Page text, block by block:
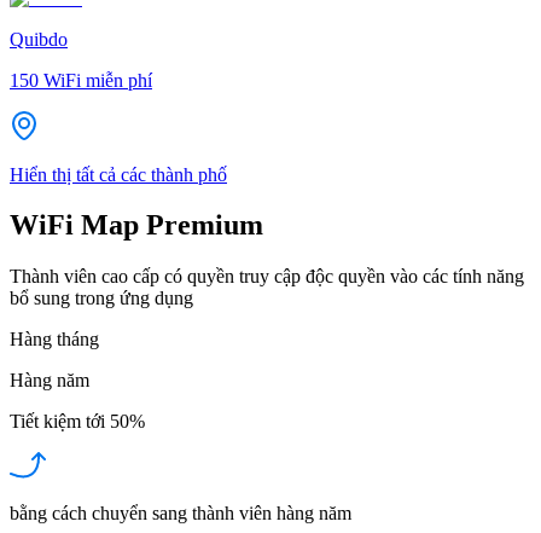
Quibdo
150 WiFi miễn phí
Hiển thị tất cả các thành phố
WiFi Map Premium
Thành viên cao cấp có quyền truy cập độc quyền vào các tính năng
bổ sung trong ứng dụng
Hàng tháng
Hàng năm
Tiết kiệm tới 50%
bằng cách chuyển sang thành viên hàng năm